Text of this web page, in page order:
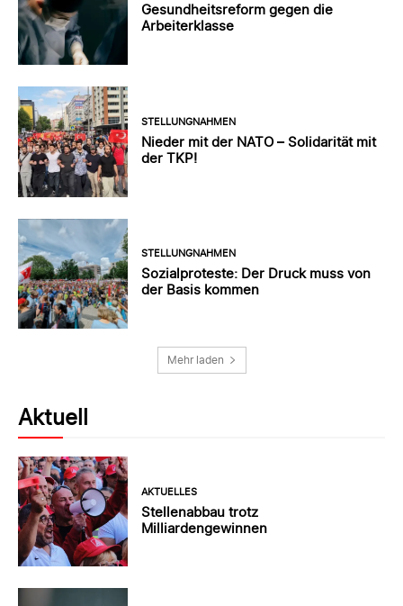
Gesundheitsreform gegen die
Arbeiterklasse
STELLUNGNAHMEN
Nieder mit der NATO – Solidarität mit
der TKP!
STELLUNGNAHMEN
Sozialproteste: Der Druck muss von
der Basis kommen
Mehr laden
Aktuell
AKTUELLES
Stellenabbau trotz
Milliardengewinnen